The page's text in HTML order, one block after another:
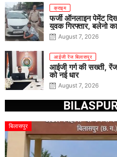
क्राइम
फर्जी ऑनलाइन पेमेंट
युवक गिरफ्तार, बलेनो
August 7, 2026
आईजी रेंज बिलासपुर
आईजी गर्ग की सख्ती,
को नई धार
August 7, 2026
बिलासपुर